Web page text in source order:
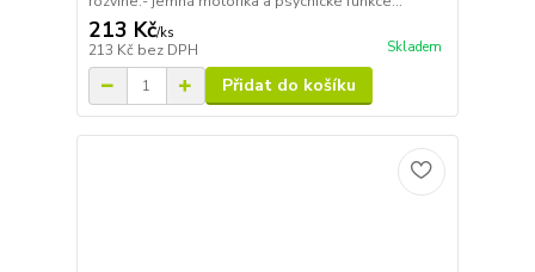
213 Kč/ks
213 Kč bez DPH Skladem
Přidat do košíku